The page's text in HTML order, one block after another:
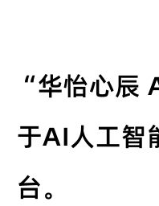
“华怡心辰
于AI人工智
台。